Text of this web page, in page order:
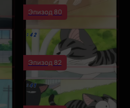
Эпизод 80
Эпизод 82